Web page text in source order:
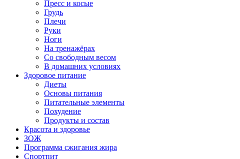
Пресс и косые
Грудь
Плечи
Руки
Ноги
На тренажёрах
Со свободным весом
В домашних условиях
Здоровое питание
Диеты
Основы питания
Питательные элементы
Похудение
Продукты и состав
Красота и здоровье
ЗОЖ
Программа сжигания жира
Спортпит